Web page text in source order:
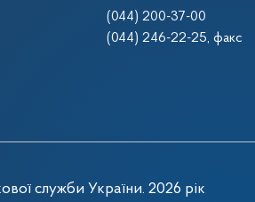
(044) 200-37-00
(044) 246-22-25, факс
служби України. 2026 рік